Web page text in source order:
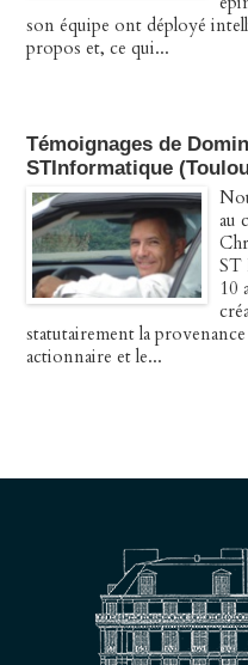
son équipe ont déployé
propos et, ce qui...
Témoignages de
STInformatique
au
ST
10
statutairement la
actionnaire et le...